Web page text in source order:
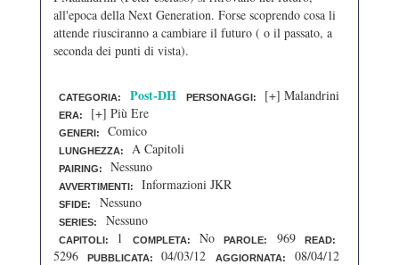
all'epoca della Next Generation. Forse scoprendo cosa li
attende riusciranno a cambiare il futuro ( o il passato, a
seconda dei punti di vista).
CATEGORIA: Post-DH PERSONAGGI: [+] Malandrini
ERA: [+] Più Ere
GENERI: Comico
LUNGHEZZA: A Capitoli
PAIRING: Nessuno
AVVERTIMENTI: Informazioni JKR
SFIDE: Nessuno
SERIES: Nessuno
CAPITOLI: 1 COMPLETA: No PAROLE: 969 READ:
5296 PUBBLICATA: 04/03/12 AGGIORNATA: 08/04/12